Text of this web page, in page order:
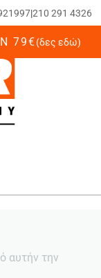
|210 291 4326
79€(δες εδώ)
αυτήν την